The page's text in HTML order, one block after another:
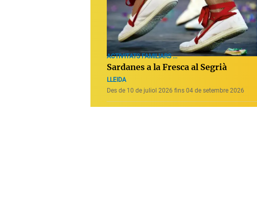
ACTIVITATS FAMILIARS ...
Sardanes a la Fresca al Segrià
LLEIDA
Des de 10 de juliol 2026 fins 04 de setembre 2026